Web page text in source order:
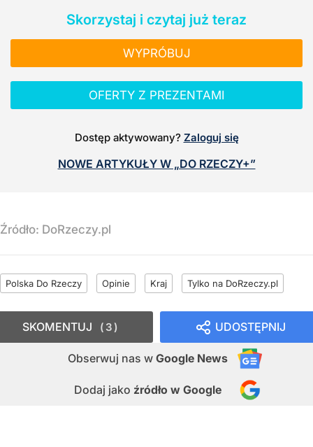
Skorzystaj i czytaj już teraz
WYPRÓBUJ
OFERTY Z PREZENTAMI
Dostęp aktywowany? Zaloguj się
NOWE ARTYKUŁY W „DO RZECZY+”
Źródło: DoRzeczy.pl
Polska Do Rzeczy Opinie Kraj Tylko na DoRzeczy.pl
UDOSTĘPNIJ
Obserwuj nas w Google News
Dodaj jako źródło w Google
SKOMENTUJ 3